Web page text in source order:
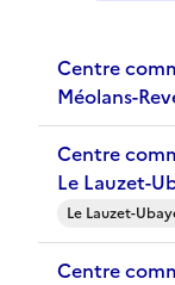
Centre communal d'action sociale (CCAS) -
Méolans-
Centre communal d'action sociale (CCAS) -
Le Lauzet-
Le Lauzet-
Centre communal d'action sociale (CCAS) -